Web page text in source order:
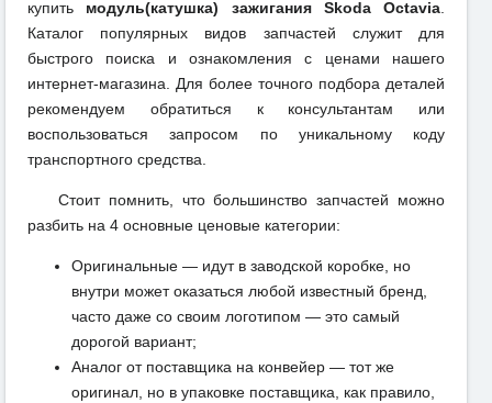
купить модуль(катушка) зажигания Skoda Octavia.
Каталог популярных видов запчастей служит для
быстрого поиска и ознакомления с ценами нашего
интернет-магазина. Для более точного подбора деталей
рекомендуем обратиться к консультантам или
воспользоваться запросом по уникальному коду
транспортного средства.
Стоит помнить, что большинство запчастей можно
разбить на 4 основные ценовые категории:
Оригинальные — идут в заводской коробке, но
внутри может оказаться любой известный бренд,
часто даже со своим логотипом — это самый
дорогой вариант;
Аналог от поставщика на конвейер — тот же
оригинал, но в упаковке поставщика, как правило,